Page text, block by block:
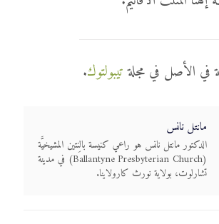
في الأصل في مجلةتيبولتوك.
مانتل نانس
الدكتور مانتل نانس هو راعي كنيسة بالِنتين المشيخيَّة
(Ballantyne Presbyterian Church) في مدينة
تشارلوت، بولاية نورث كارولاينا.